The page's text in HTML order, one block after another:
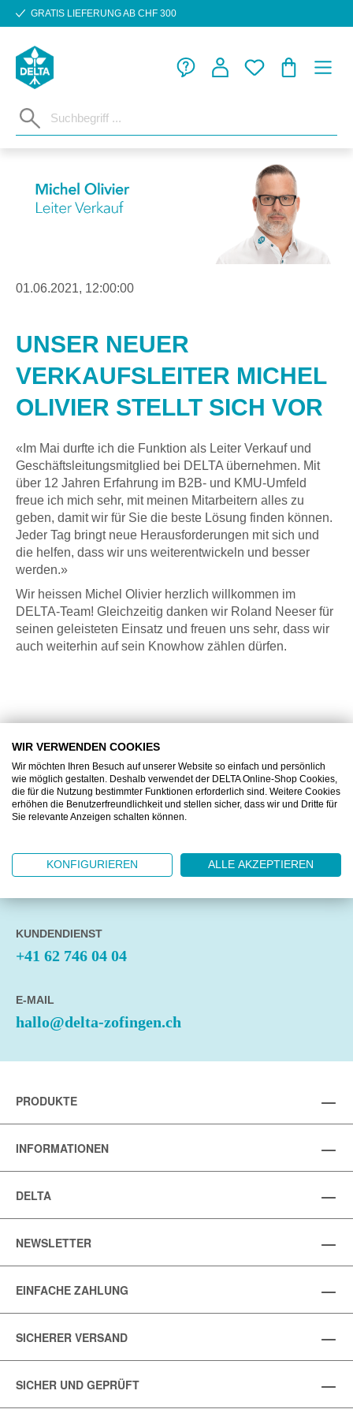
Zum Hauptinhalt springen
GRATIS LIEFERUNG AB CHF 300
01.06.2021, 12:00:00
UNSER NEUER
VERKAUFSLEITER MICHEL
OLIVIER STELLT SICH VOR
«Im Mai durfte ich die Funktion als Leiter Verkauf und
Geschäftsleitungsmitglied bei DELTA übernehmen. Mit
über 12 Jahren Erfahrung im B2B- und KMU-Umfeld
freue ich mich sehr, mit meinen Mitarbeitern alles zu
geben, damit wir für Sie die beste Lösung finden können.
Jeder Tag bringt neue Herausforderungen mit sich und
die helfen, dass wir uns weiterentwickeln und besser
werden.»
Wir heissen Michel Olivier herzlich willkommen im
DELTA-Team! Gleichzeitig danken wir Roland Neeser für
seinen geleisteten Einsatz und freuen uns sehr, dass wir
auch weiterhin auf sein Knowhow zählen dürfen.
DELTA Zofingen AG
Untere Brühlstrasse 10
4800 Zofingen
ÖFFNUNGSZEITEN
Montag bis Freitag
KUNDENDIENST
+41 62 746 04 04
E-MAIL
hallo@delta-zofingen.ch
PRODUKTE
INFORMATIONEN
DELTA
NEWSLETTER
EINFACHE ZAHLUNG
SICHERER VERSAND
SICHER UND GEPRÜFT
WIR VERWENDEN COOKIES
Wir möchten Ihren Besuch auf unserer Website so einfach und persönlich
wie möglich gestalten. Deshalb verwendet der DELTA Online-Shop Cookies,
die für die Nutzung bestimmter Funktionen erforderlich sind. Weitere Cookies
erhöhen die Benutzerfreundlichkeit und stellen sicher, dass wir und Dritte für
Sie relevante Anzeigen schalten können.
KONFIGURIEREN ALLE AKZEPTIEREN